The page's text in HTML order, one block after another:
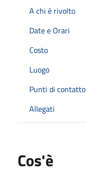
A chi è rivolto
Date e Orari
Costo
Luogo
Punti di contatto
Allegati
Cos'è